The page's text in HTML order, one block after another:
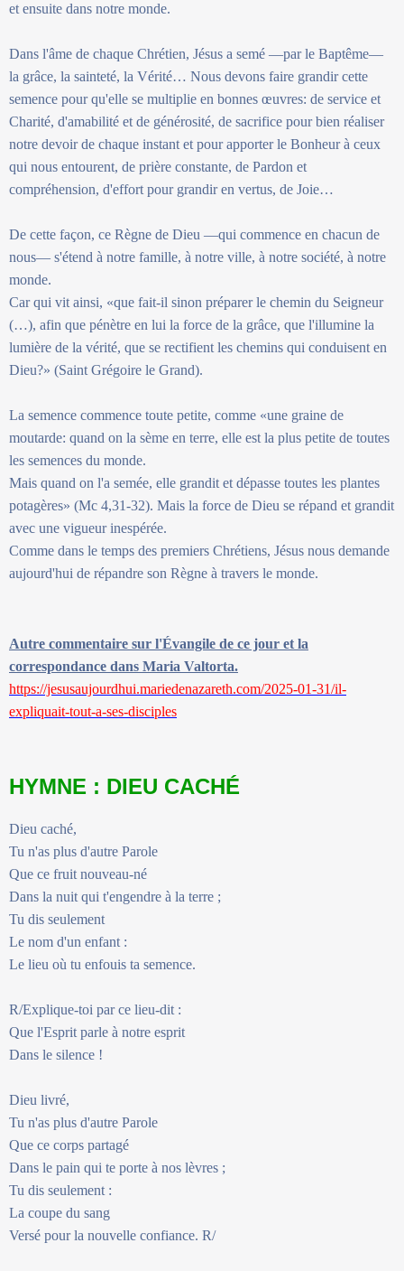
et ensuite dans notre monde.
Dans l'âme de chaque Chrétien, Jésus a semé —par le Baptême—
la grâce, la sainteté, la Vérité… Nous devons faire grandir cette
semence pour qu'elle se multiplie en bonnes œuvres: de service et
Charité, d'amabilité et de générosité, de sacrifice pour bien réaliser
notre devoir de chaque instant et pour apporter le Bonheur à ceux
qui nous entourent, de prière constante, de Pardon et
compréhension, d'effort pour grandir en vertus, de Joie…
De cette façon, ce Règne de Dieu —qui commence en chacun de
nous— s'étend à notre famille, à notre ville, à notre société, à notre
monde.
Car qui vit ainsi, «que fait-il sinon préparer le chemin du Seigneur
(…), afin que pénètre en lui la force de la grâce, que l'illumine la
lumière de la vérité, que se rectifient les chemins qui conduisent en
Dieu?» (Saint Grégoire le Grand).
La semence commence toute petite, comme «une graine de
moutarde: quand on la sème en terre, elle est la plus petite de toutes
les semences du monde.
Mais quand on l'a semée, elle grandit et dépasse toutes les plantes
potagères» (Mc 4,31-32). Mais la force de Dieu se répand et grandit
avec une vigueur inespérée.
Comme dans le temps des premiers Chrétiens, Jésus nous demande
aujourd'hui de répandre son Règne à travers le monde.
Autre commentaire sur l'Évangile de ce jour et la
correspondance dans Maria Valtorta.
https://jesusaujourdhui.mariedenazareth.com/2025-01-31/il-
expliquait-tout-a-ses-disciples
HYMNE : DIEU CACHÉ
Dieu caché,
Tu n'as plus d'autre Parole
Que ce fruit nouveau-né
Dans la nuit qui t'engendre à la terre ;
Tu dis seulement
Le nom d'un enfant :
Le lieu où tu enfouis ta semence.
R/Explique-toi par ce lieu-dit :
Que l'Esprit parle à notre esprit
Dans le silence !
Dieu livré,
Tu n'as plus d'autre Parole
Que ce corps partagé
Dans le pain qui te porte à nos lèvres ;
Tu dis seulement :
La coupe du sang
Versé pour la nouvelle confiance. R/